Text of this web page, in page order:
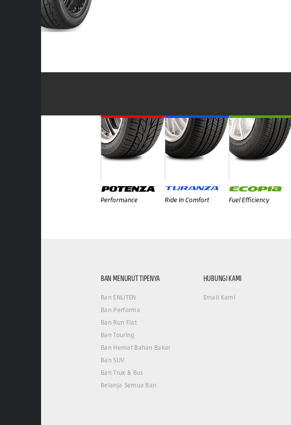
Performance Ride In Comfort Fuel Efficiency
BAN MENURUT TIPENYA
Ban ENLITEN
Ban Performa
Ban Run Flat
Ban Touring
Ban Hemat Bahan Bakar
Ban SUV
Ban Truk & Bus
Belanja Semua Ban
HUBUNGI KAMI
Email Kami